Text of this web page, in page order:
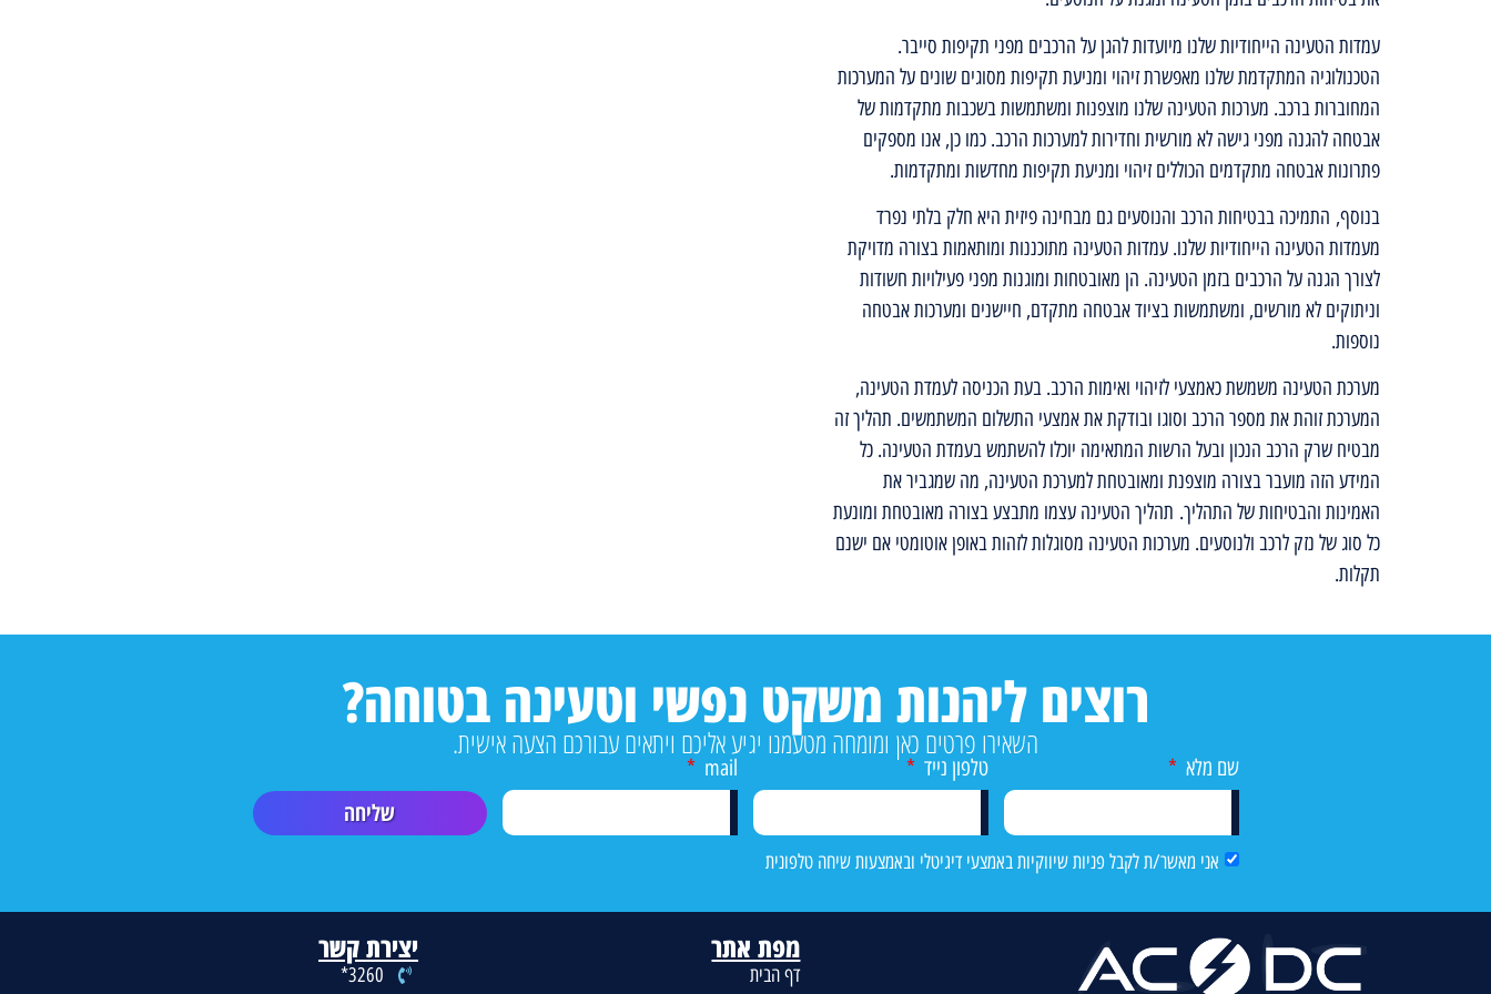
עמדות הטעינה הייחודיות שלנו מיועדות להגן על הרכבים מפני תקיפות סייבר.
הטכנולוגיה המתקדמת שלנו מאפשרת זיהוי ומניעת תקיפות מסוגים שונים על המערכות
המחוברות ברכב. מערכות הטעינה שלנו מוצפנות ומשתמשות בשכבות מתקדמות של
אבטחה להגנה מפני גישה לא מורשית וחדירות למערכות הרכב. כמו כן, אנו מספקים
פתרונות אבטחה מתקדמים הכוללים זיהוי ומניעת תקיפות מחדשות ומתקדמות.
בנוסף, התמיכה בבטיחות הרכב והנוסעים גם מבחינה פיזית היא חלק בלתי נפרד
מעמדות הטעינה הייחודיות שלנו. עמדות הטעינה מתוכננות ומותאמות בצורה מדויקת
לצורך הגנה על הרכבים בזמן הטעינה. הן מאובטחות ומוגנות מפני פעילויות חשודות
וניתוקים לא מורשים, ומשתמשות בציוד אבטחה מתקדם, חיישנים ומערכות אבטחה
נוספות.
מערכת הטעינה משמשת כאמצעי לזיהוי ואימות הרכב. בעת הכניסה לעמדת הטעינה,
המערכת זוהת את מספר הרכב וסוגו ובודקת את אמצעי התשלום המשתמשים. תהליך זה
מבטיח שרק הרכב הנכון ובעל הרשות המתאימה יוכלו להשתמש בעמדת הטעינה. כל
המידע הזה מועבר בצורה מוצפנת ומאובטחת למערכת הטעינה, מה שמגביר את
האמינות והבטיחות של התהליך. תהליך הטעינה עצמו מתבצע בצורה מאובטחת ומונעת
כל סוג של נזק לרכב ולנוסעים. מערכות הטעינה מסוגלות לזהות באופן אוטומטי אם ישנם
תקלות.
רוצים ליהנות משקט נפשי וטעינה בטוחה?
השאירו‭ ‬פרטים‭ ‬כאן‭ ‬ומומחה‭ ‬מטעמנו‭ ‬יגיע‭ ‬אליכם ויתאים עבורכם הצעה אישית.‭
שם מלא טלפון נייד mail
אני מאשר/ת לקבל פניות שיווקיות באמצעי דיגיטלי ובאמצעות שיחה טלפונית
שליחה
מפת אתר
דף הבית
יצירת קשר
3260*